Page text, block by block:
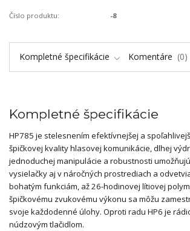
Číslo produktu: -8
Kompletné špecifikácie Komentáre 0
Kompletné špecifikácie
HP785 je stelesnením efektívnejšej a
špičkovej kvality hlasovej komunikácie, dlhej
jednoduchej manipulácie a robustnosti
vysielačky aj v náročných prostrediach a
bohatým funkciám, až 26-hodinovej lítiovej
špičkovému zvukovému výkonu sa môžu
svoje každodenné úlohy. Oproti radu HP6 je
núdzovým tlačidlom.